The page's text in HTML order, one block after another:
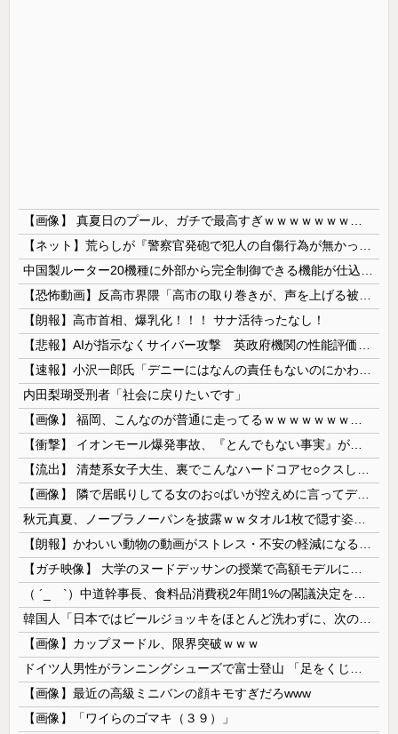
【朗報】高市首相、爆乳化！！！ サナ活待ったなし！
内田梨瑚受刑者「社会に戻りたいです」
【画像】 隣で居眠りしてる女のお○ぱいが控えめに言ってデカいｗｗｗ
【画像】カップヌードル、限界突破ｗｗｗ
【画像】最近の高級ミニバンの顔キモすぎだろwww
【画像】「ワイらのゴマキ（３９）」